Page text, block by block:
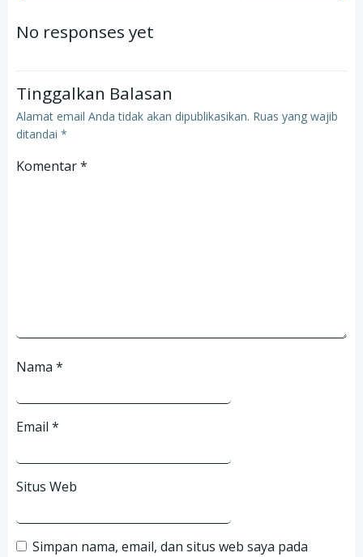
navigation
No responses yet
Tinggalkan Balasan
Alamat email Anda tidak akan dipublikasikan. Ruas yang wajib
ditandai *
Komentar*
Nama *
Email *
Situs Web
Simpan nama, email, dan situs web saya pada